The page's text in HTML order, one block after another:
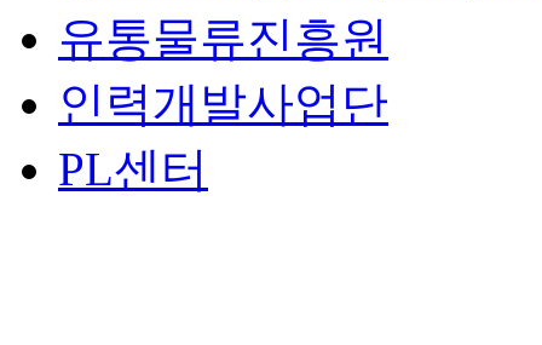
유통물류진흥원
인력개발사업단
PL센터